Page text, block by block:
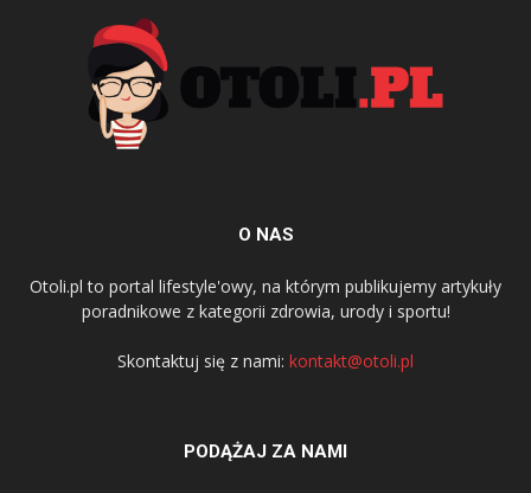
O NAS
Otoli.pl to portal lifestyle'owy, na którym publikujemy artykuły
poradnikowe z kategorii zdrowia, urody i sportu!
Skontaktuj się z nami: kontakt@otoli.pl
PODĄŻAJ ZA NAMI